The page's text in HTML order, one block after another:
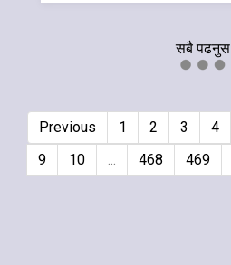
सबै पढनुस
Previous 1 2 3 4
9
10 ... 468 469